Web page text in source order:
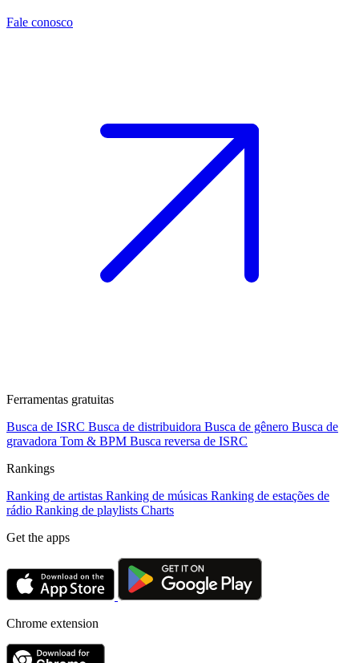
Fale conosco
Ferramentas gratuitas
Busca de ISRC Busca de distribuidora Busca de gênero Busca de
gravadora Tom & BPM Busca reversa de ISRC
Rankings
Ranking de artistas Ranking de músicas Ranking de estações de
rádio Ranking de playlists Charts
Get the apps
Chrome extension